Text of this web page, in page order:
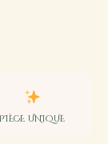
PIÈCE UNIQUE